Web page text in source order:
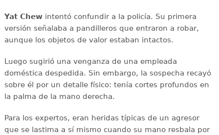
Yat Chewintentó confundir a la policía. Su primera
versión señalaba a pandilleros que entraron a robar,
aunque los objetos de valor estaban intactos.
Luego sugirió una venganza de una empleada
doméstica despedida. Sin embargo, la sospecha recayó
sobre él por un detalle físico: tenía cortes profundos en
la palma de la mano derecha.
Para los expertos, eran heridas típicas de un agresor
que se lastima a sí mismo cuando su mano resbala por